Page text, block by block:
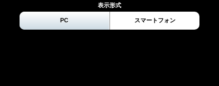
表示形式
PC スマートフォン